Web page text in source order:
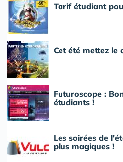
Tarif étudiant
Cet été mettez le
Futuroscope :
étudiants !
Les soirées de
plus magiques !